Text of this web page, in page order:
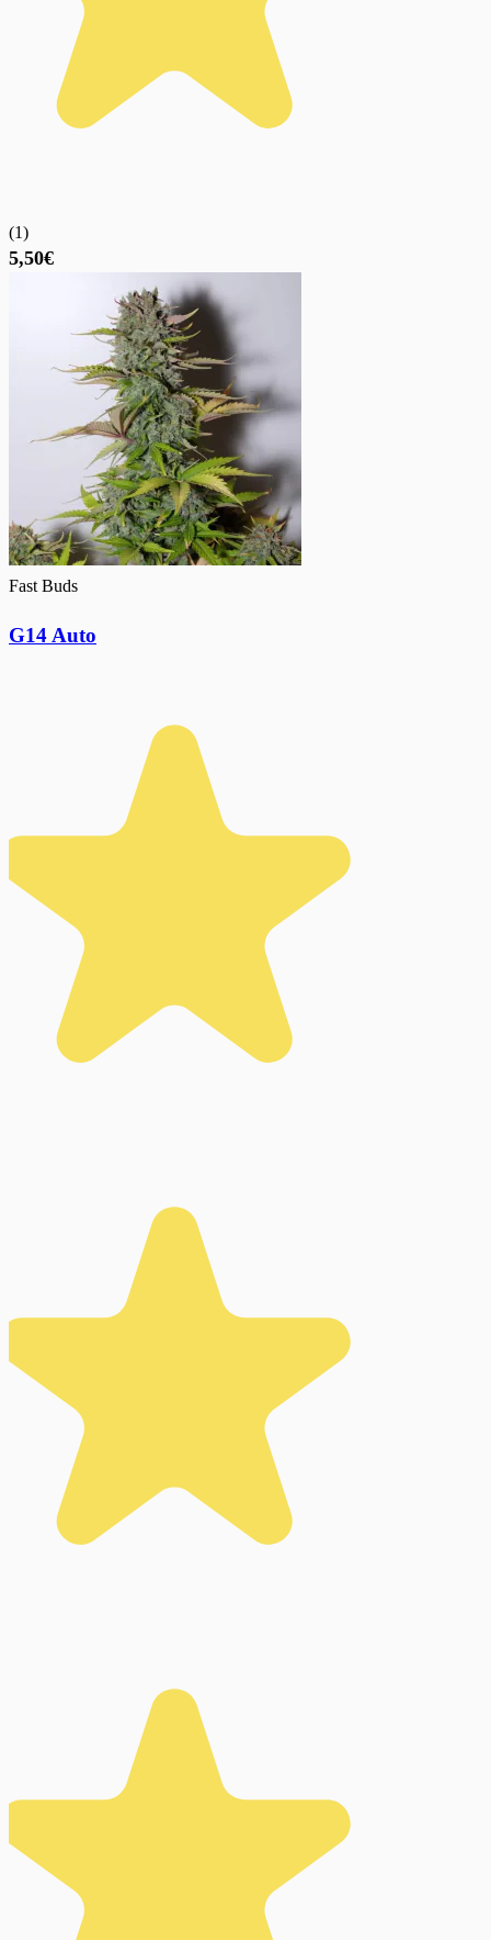
(1)
5,50€
Fast Buds
G14 Auto